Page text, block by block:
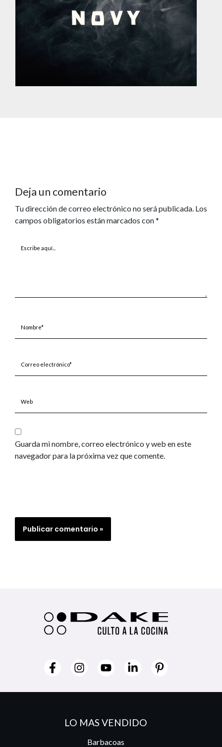
Deja un comentario
Tu dirección de correo electrónico no será publicada. Los
campos obligatorios están marcados con*
Escribe
electrónico*
Guarda mi nombre, correo electrónico y web en este
navegador para la próxima vez que comente.
LO MAS VENDIDO
Barbacoas